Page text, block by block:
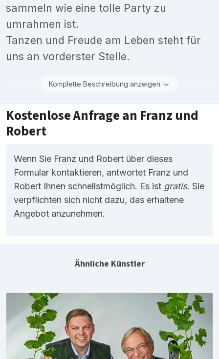
sammeln wie eine tolle Party zu
umrahmen ist.
Tanzen und Freude am Leben steht für
uns an vorderster Stelle.
Komplette Beschreibung anzeigen
Kostenlose Anfrage an Franz und
Robert
Wenn Sie Franz und Robert über dieses
Formular kontaktieren, antwortet Franz und
Robert Ihnen schnellstmöglich. Es ist gratis. Sie
verpflichten sich nicht dazu, das erhaltene
Angebot anzunehmen.
Ähnliche Künstler